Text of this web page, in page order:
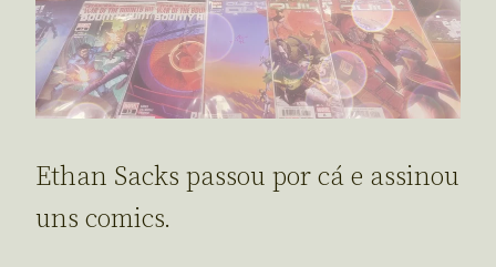
Ethan Sacks passou por cá e assinou
uns comics.